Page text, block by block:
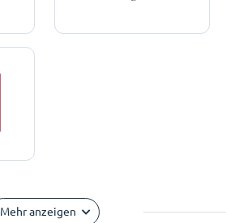
Mehr anzeigen